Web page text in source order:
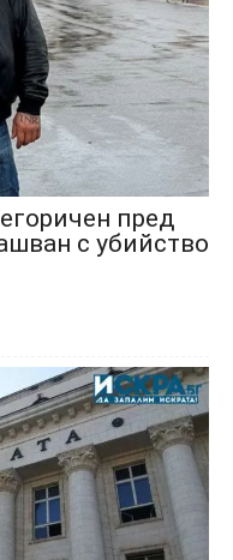
пред
с убийство